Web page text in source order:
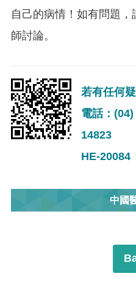
自己的病情！如有問題
師討論。
若有任何
電話：(04)
14823
HE-20084
中國